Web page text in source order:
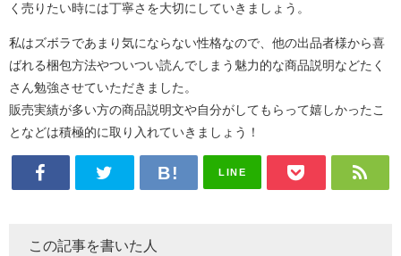
く売りたい時には丁寧さを大切にしていきましょう。
私はズボラであまり気にならない性格なので、他の出品者様から喜
ばれる梱包方法やついつい読んでしまう魅力的な商品説明などたく
さん勉強させていただきました。
販売実績が多い方の商品説明文や自分がしてもらって嬉しかったこ
となどは積極的に取り入れていきましょう！
LINE
この記事を書いた人